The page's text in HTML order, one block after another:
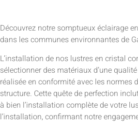
Découvrez notre somptueux éclairage
dans les communes environnantes de
L’installation de nos lustres en cristal
sélectionner des matériaux d’une
réalisée en conformité avec les normes
structure. Cette quête de perfection
à bien l’installation complète de votre
l’installation, confirmant notre